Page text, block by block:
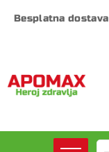
Besplatna